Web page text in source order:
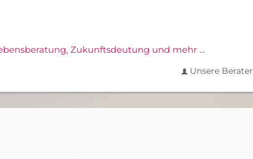
Zukunftsdeutung und mehr ...
Unsere Berater